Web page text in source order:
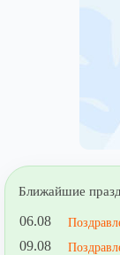
Ближайшие
06.08
09.08